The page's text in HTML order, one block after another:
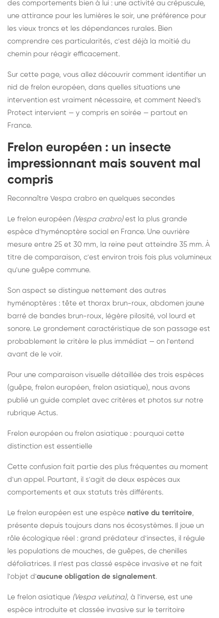
des comportements bien à lui : une activité au crépuscule,
une attirance pour les lumières le soir, une préférence pour
les vieux troncs et les dépendances rurales. Bien
comprendre ces particularités, c'est déjà la moitié du
chemin pour réagir efficacement.
Sur cette page, vous allez découvrir comment identifier un
nid de frelon européen, dans quelles situations une
intervention est vraiment nécessaire, et comment Need's
Protect intervient — y compris en soirée — partout en
France.
Frelon européen : un insecte
impressionnant mais souvent mal
compris
Reconnaître Vespa crabro en quelques secondes
Le frelon européen (Vespa crabro)est la plus grande
espèce d'hyménoptère social en France. Une ouvrière
mesure entre 25 et 30 mm, la reine peut atteindre 35 mm. À
titre de comparaison, c'est environ trois fois plus volumineux
qu'une guêpe commune.
Son aspect se distingue nettement des autres
hyménoptères : tête et thorax brun-roux, abdomen jaune
barré de bandes brun-roux, légère pilosité, vol lourd et
sonore. Le grondement caractéristique de son passage est
probablement le critère le plus immédiat — on l'entend
avant de le voir.
Pour une comparaison visuelle détaillée des trois espèces
(guêpe, frelon européen, frelon asiatique), nous avons
publié un guide complet avec critères et photos sur notre
rubrique Actus.
Frelon européen ou frelon asiatique : pourquoi cette
distinction est essentielle
Cette confusion fait partie des plus fréquentes au moment
d'un appel. Pourtant, il s'agit de deux espèces aux
comportements et aux statuts très différents.
Le frelon européen est une espèce native du territoire,
présente depuis toujours dans nos écosystèmes. Il joue un
rôle écologique réel : grand prédateur d'insectes, il régule
les populations de mouches, de guêpes, de chenilles
défoliatrices. Il n'est pas classé espèce invasive et ne fait
l'objet d'aucune obligation de signalement.
Le frelon asiatique (Vespa velutina), à l'inverse, est une
espèce introduite et classée invasive sur le territoire